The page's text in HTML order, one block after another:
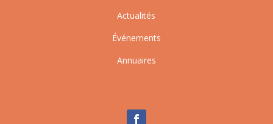
Actualités
Événements
Annuaires